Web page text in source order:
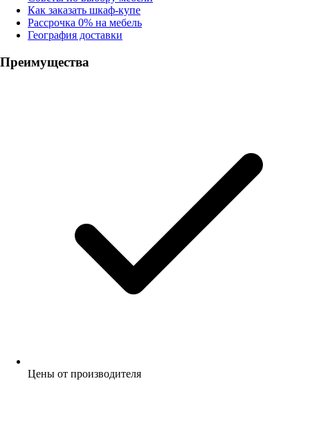
Как заказать шкаф-купе
Рассрочка 0% на мебель
География доставки
Преимущества
Цены от производителя